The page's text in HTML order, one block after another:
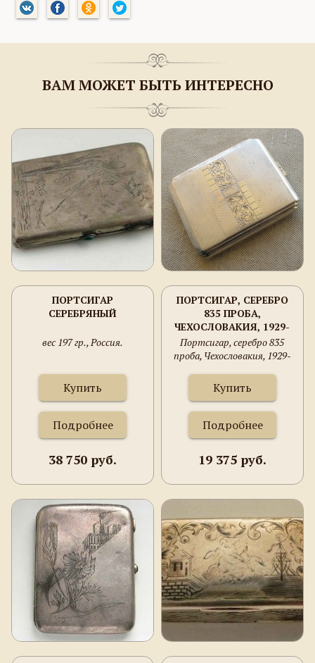
ВАМ МОЖЕТ БЫТЬ ИНТЕРЕСНО
ПОРТСИГАР
СЕРЕБРЯНЫЙ
вес 197 гр., Россия.
Купить
Подробнее
38 750 руб.
ПОРТСИГАР, СЕРЕБРО
835 ПРОБА,
ЧЕХОСЛОВАКИЯ, 1929-
41ГГ., 94Х79ММ, 117
ГРАММ.
Портсигар, серебро 835
проба, Чехословакия, 1929-
Купить
Подробнее
19 375 руб.